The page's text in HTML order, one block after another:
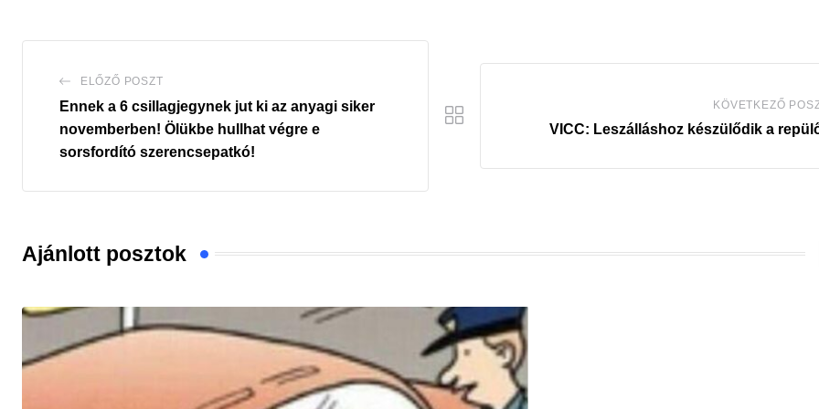
ELŐZŐ POSZT
Ennek a 6 csillagjegynek jut ki az anyagi siker
novemberben! Ölükbe hullhat végre e
sorsfordító szerencsepatkó!
KÖVETKEZŐ
VICC: Leszálláshoz készülődik a
Ajánlott posztok